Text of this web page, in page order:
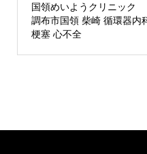
国領めいようクリニック
調布市国領 柴崎 循環器内
梗塞 心不全